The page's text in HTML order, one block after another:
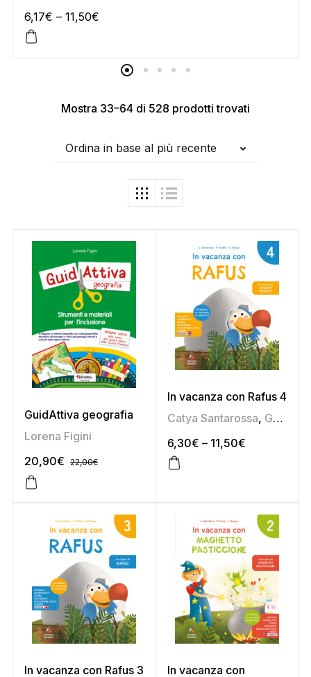
6,17€ – 11,50€
Mostra 33–64 di 528 prodotti trovati
Ordina in base al più recente
GuidAttiva geografia
Lorena Figini
20,90€ 22,00€
In vacanza con Rafus 4
Catya Santarossa, Germana Taboga
6,30€ – 11,50€
In vacanza con Rafus 3 In vacanza con